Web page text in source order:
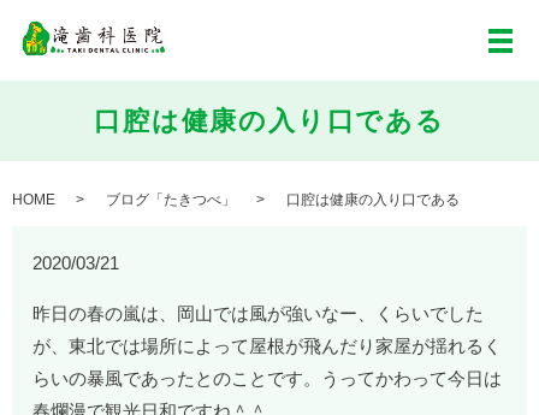
メ
口腔は健康の入り口である
HOME ブログ「たきつべ」 口腔は健康の入り口である
2020/03/21
昨日の春の嵐は、岡山では風が強いなー、くらいでした
が、東北では場所によって屋根が飛んだり家屋が揺れるく
らいの暴風であったとのことです。うってかわって今日は